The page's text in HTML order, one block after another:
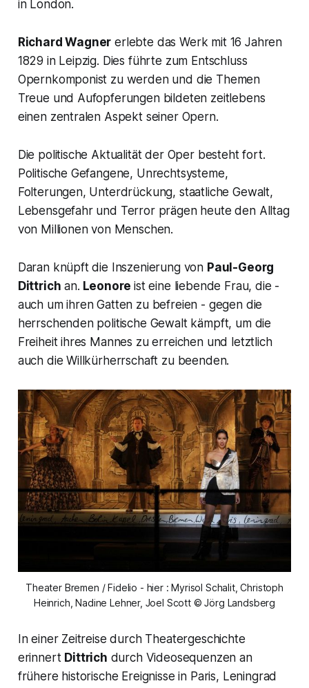
in London.
Richard Wagner erlebte das Werk mit 16 Jahren
1829 in Leipzig. Dies führte zum Entschluss
Opernkomponist zu werden und die Themen
Treue und Aufopferungen bildeten zeitlebens
einen zentralen Aspekt seiner Opern.
Die politische Aktualität der Oper besteht fort.
Politische Gefangene, Unrechtsysteme,
Folterungen, Unterdrückung, staatliche Gewalt,
Lebensgefahr und Terror prägen heute den Alltag
von Millionen von Menschen.
Daran knüpft die Inszenierung von Paul-Georg
Dittrich an. Leonore ist eine liebende Frau, die -
auch um ihren Gatten zu befreien - gegen die
herrschenden politische Gewalt kämpft, um die
Freiheit ihres Mannes zu erreichen und letztlich
auch die Willkürherrschaft zu beenden.
Theater Bremen / Fidelio - hier : Myrisol Schalit, Christoph
Heinrich, Nadine Lehner, Joel Scott © Jörg Landsberg
In einer Zeitreise durch Theatergeschichte
erinnert Dittrich durch Videosequenzen an
frühere historische Ereignisse in Paris, Leningrad